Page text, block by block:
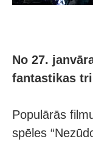
No 27.
fantastikas
Populārās
spēles